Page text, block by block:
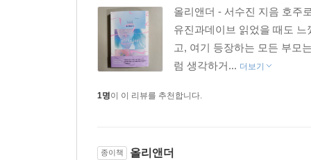
올리앤더 - 서수진 지음 호주
유진과데이브 읽었을 때도
고, 여기 등장하는 모든 부모
럼 생각하거... 더보기
1명이 이 리뷰를 추천합니다.
종이책 올리앤더